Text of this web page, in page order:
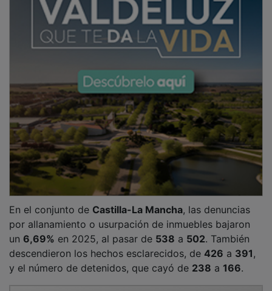
En el conjunto de Castilla-La Mancha, las denuncias
por allanamiento o usurpación de inmuebles bajaron
un 6,69% en 2025, al pasar de 538 a 502. También
descendieron los hechos esclarecidos, de 426 a 391 ,
y el número de detenidos, que cayó de 238 a 166.